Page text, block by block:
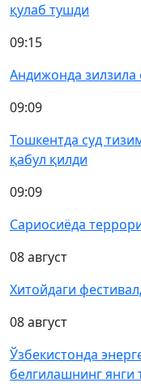
қулаб тушди
09:15
Андижонда зилзила
09:09
Тошкентда суд
қабул қилди
09:09
Сариосиёда
08 август
Хитойдаги
08 август
Ўзбекистонда
белгилашнинг